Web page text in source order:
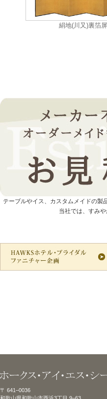
絹地(川又)裏箔
テーブルやイス、カスタムメイドの製
当社では、すみ
〒 641–0036